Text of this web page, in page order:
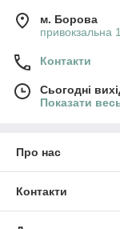
м. Борова
привокзальна
Контакти
Сьогодні
Показати
Про нас
Контакти